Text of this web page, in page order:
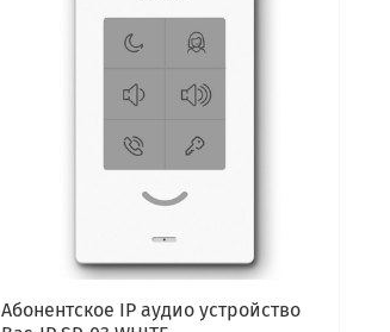
Абонентское IP аудио устройство